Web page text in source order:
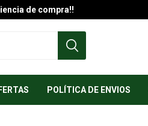
de compra!!
POLÍTICA DE ENVIOS